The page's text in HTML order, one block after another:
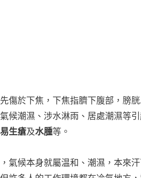
傷於下焦，下焦指臍下腹部，膀
候潮濕、涉水淋雨、居處潮濕等
生瘡及水腫等。
氣候本身就屬温和、潮濕，本來